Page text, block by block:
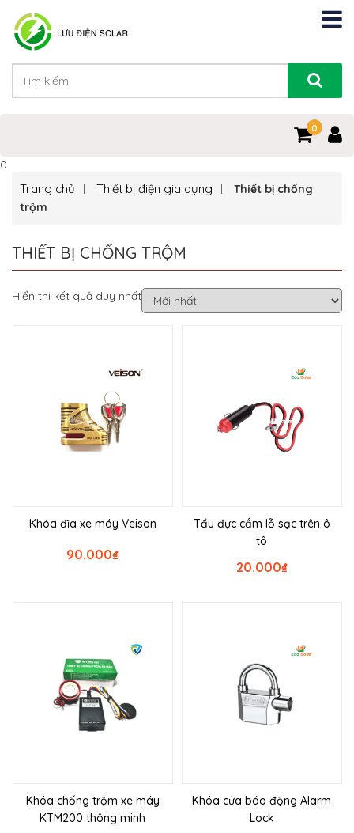
0
0
Trang chủ Thiết bị điện gia dụng
Thiết bị chống
trộm
THIẾT BỊ CHỐNG TRỘM
Hiển thị kết quả duy nhất
Khóa đĩa xe máy Veison
₫
90.000
Tẩu đực cắm lỗ sạc trên ô
tô
₫
20.000
Khóa chống trộm xe máy
KTM200 thông minh
Khóa cửa báo động Alarm
Lock